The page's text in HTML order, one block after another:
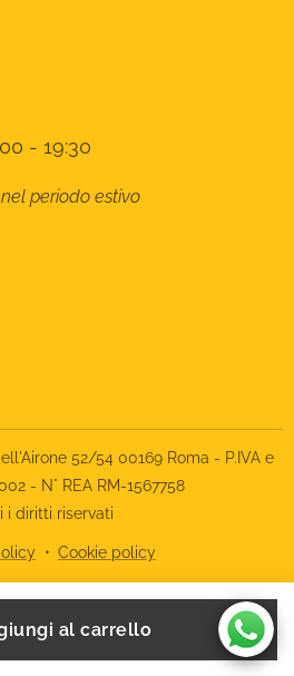
al carrello
- 19:30
periodo estivo
52/54 00169 Roma - P.IVA e
- N° REA RM-1567758
i diritti riservati
Cookie policy